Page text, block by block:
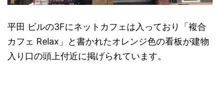
平田 ビルの3Fにネットカフェは入っており「複合
カフェ Relax」と書かれたオレンジ色の看板が建物
入り口の頭上付近に掲げられています。